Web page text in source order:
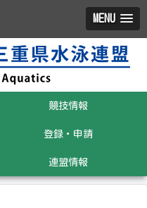
MENU
競技情報
登録・申請
連盟情報